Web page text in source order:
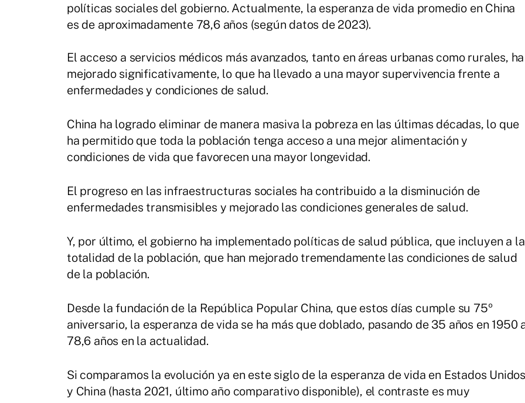
políticas sociales del gobierno. Actualmente, la esperanza de vida promedio en China
es de aproximadamente 78,6 años (según datos de 2023).
El acceso a servicios médicos más avanzados, tanto en áreas urbanas como rurales, ha
mejorado significativamente, lo que ha llevado a una mayor supervivencia frente a
enfermedades y condiciones de salud.
China ha logrado eliminar de manera masiva la pobreza en las últimas décadas, lo que
ha permitido que toda la población tenga acceso a una mejor alimentación y
condiciones de vida que favorecen una mayor longevidad.
El progreso en las infraestructuras sociales ha contribuido a la disminución de
enfermedades transmisibles y mejorado las condiciones generales de salud.
Y, por último, el gobierno ha implementado políticas de salud pública, que incluyen a la
totalidad de la población, que han mejorado tremendamente las condiciones de salud
de la población.
Desde la fundación de la República Popular China, que estos días cumple su 75º
aniversario, la esperanza de vida se ha más que doblado, pasando de 35 años en 1950
78,6 años en la actualidad.
Si comparamos la evolución ya en este siglo de la esperanza de vida en Estados Unidos
y China (hasta 2021, último año comparativo disponible), el contraste es muy